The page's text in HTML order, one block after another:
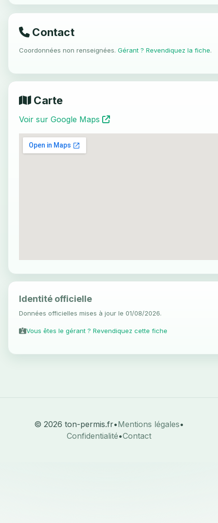
Contact
Coordonnées non renseignées. Gérant ? Revendiquez la fiche.
Carte
Voir sur Google Maps
Identité officielle
Données officielles mises à jour le 01/08/2026.
Vous êtes le gérant ? Revendiquez cette fiche
© 2026 ton-permis.fr•Mentions légales•
Confidentialité•Contact